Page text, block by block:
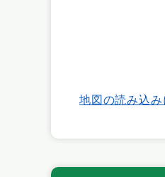
地図の読み込